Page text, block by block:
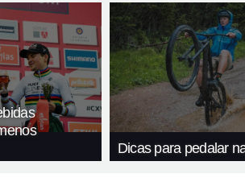
Dicas para pedalar